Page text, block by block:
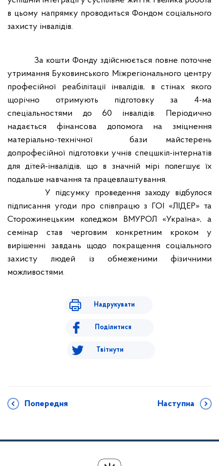
в цьому напрямку проводиться Фондом соціального
захисту інвалідів.
За кошти Фонду здійснюється повне поточне
утримання Буковинського Міжрегіонального центру
професійної реабілітації інвалідів, в стінах якого
щорічно отримують підготовку за 4-ма
спеціальностями до 60 інвалідів. Періодично
надається фінансова допомога на зміцнення
матеріально-технічної
бази майстерень
допрофесійної підготовки учнів спецшкіл-інтернатів
для дітей-інвалідів, що в значній мірі полегшує їх
подальше навчання та працевлаштування.
У підсумку проведення заходу відбулося
підписання угоди про співпрацю з ГОІ «ЛІДЕР» та
Сторожинецьким коледжом ВМУРОЛ «Україна», а
семінар став черговим конкретним кроком у
вирішенні завдань щодо покращення соціального
захисту людей із обмеженими фізичними
можливостями.
Надрукувати
Поділитися
Твітнути
Попередня Наступна